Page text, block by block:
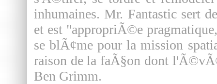
inhumaines. Mr. Fantastic sert
et est "appropriÃ©e
se blÃ¢me pour la mission
raison de la faÃ§on dont
Ben Grimm.